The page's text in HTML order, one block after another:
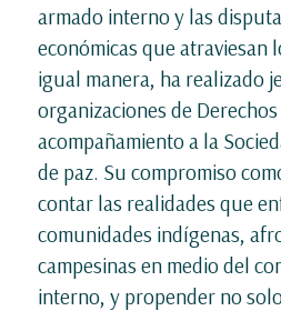
armado interno y las
económicas que atraviesan
igual manera, ha realizado
organizaciones de
acompañamiento a la
de paz. Su compromiso
contar las realidades que
comunidades indígenas,
campesinas en medio del
interno, y propender no